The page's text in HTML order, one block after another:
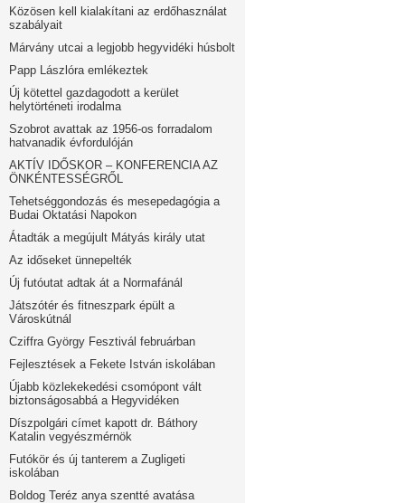
Közösen kell kialakítani az erdőhasználat
szabályait
Márvány utcai a legjobb hegyvidéki húsbolt
Papp Lászlóra emlékeztek
Új kötettel gazdagodott a kerület
helytörténeti irodalma
Szobrot avattak az 1956-os forradalom
hatvanadik évfordulóján
AKTÍV IDŐSKOR – KONFERENCIA AZ
ÖNKÉNTESSÉGRŐL
Tehetséggondozás és mesepedagógia a
Budai Oktatási Napokon
Átadták a megújult Mátyás király utat
Az időseket ünnepelték
Új futóutat adtak át a Normafánál
Játszótér és fitneszpark épült a
Városkútnál
Cziffra György Fesztivál februárban
Fejlesztések a Fekete István iskolában
Újabb közlekekedési csomópont vált
biztonságosabbá a Hegyvidéken
Díszpolgári címet kapott dr. Báthory
Katalin vegyészmérnök
Futókör és új tanterem a Zugligeti
iskolában
Boldog Teréz anya szentté avatása